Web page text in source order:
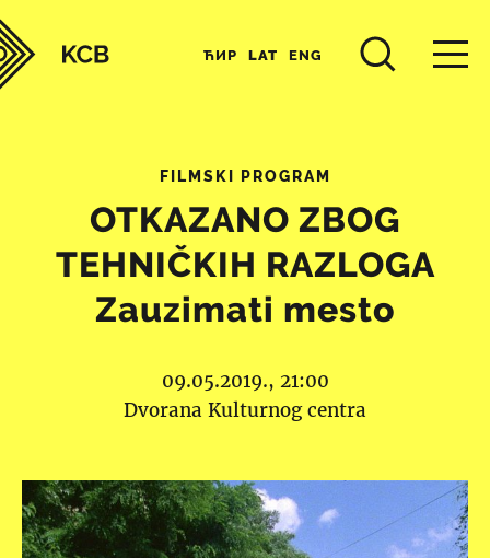
ЋИР LAT ENG
FILMSKI PROGRAM
OTKAZANO ZBOG
TEHNIČKIH RAZLOGA
Zauzimati mesto
09.05.2019., 21:00
Dvorana Kulturnog centra